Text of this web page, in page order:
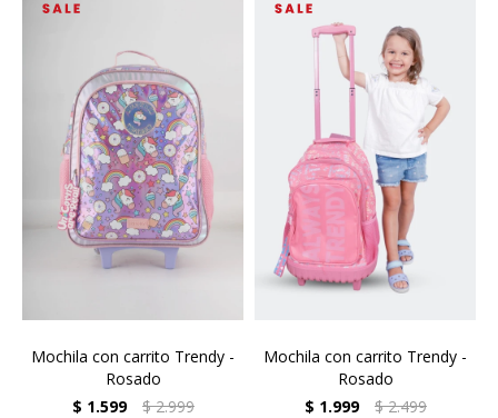
Mochila con carrito Trendy -
Rosado
$ 1.599 $ 2.999
Mochila con carrito Trendy -
Rosado
$ 1.999 $ 2.499